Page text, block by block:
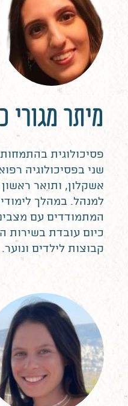
מיתר מגורי
פסיכולוגית
שני בפסיכולוגיה
אשקלון, ותואר
למנהל. במהלך
המתמודדים עם
כיום עובדת בשירות
קבוצות לילדים ונוער.